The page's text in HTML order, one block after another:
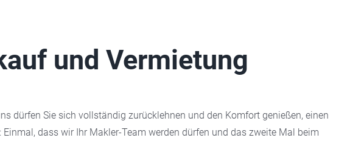
und Vermietung
dürfen Sie sich vollständig zurücklehnen und den Komfort genießen, einen
dass wir Ihr Makler-Team werden dürfen und das zweite Mal beim